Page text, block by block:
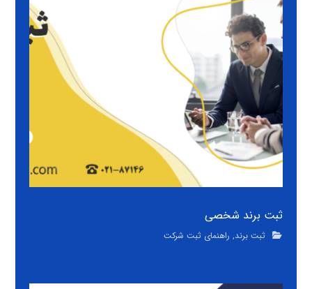
ثبت برند شخصی
ثبت برند, راهنمای ثبت شرکت